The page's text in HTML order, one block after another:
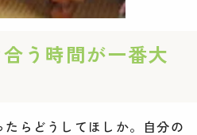
う時間が一番大
らどうしてほしか。自分の